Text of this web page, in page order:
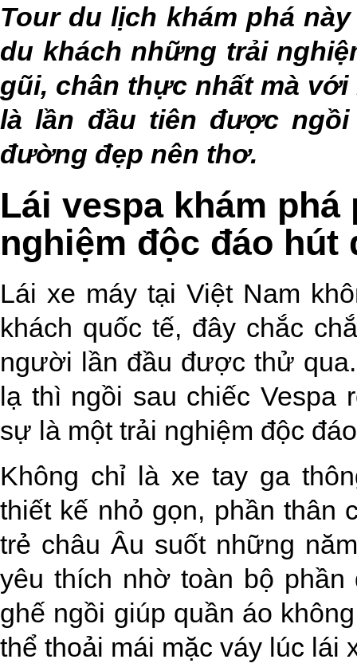
Tour du lịch khám phá
du khách những trải
gũi, chân thực nhất mà
là lần đầu tiên được
đường đẹp nên thơ.
Lái vespa khám
nghiệm độc đáo hút
Lái xe máy tại Việt Nam
khách quốc tế, đây chắc
người lần đầu được thử
lạ thì ngồi sau chiếc Vespa
sự là một trải nghiệm độc
Không chỉ là xe tay ga
thiết kế nhỏ gọn, phần thân
trẻ châu Âu suốt những
yêu thích nhờ toàn bộ
ghế ngồi giúp quần áo
thể thoải mái mặc váy lúc lái